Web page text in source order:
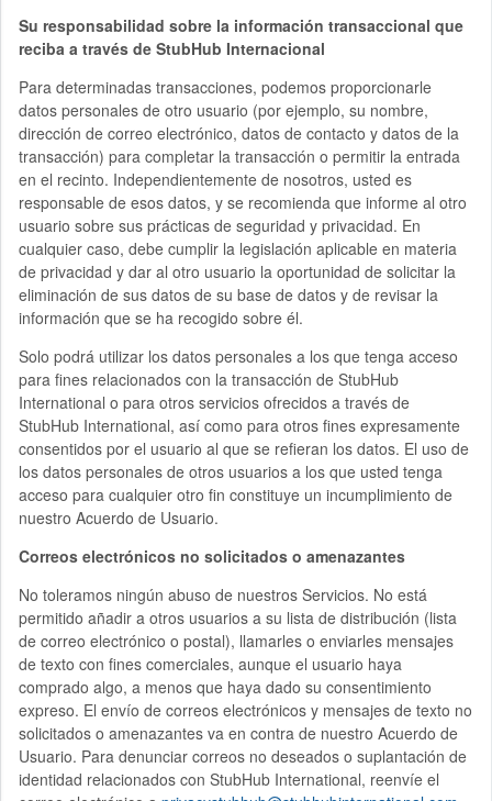
Su responsabilidad sobre la información transaccional que
reciba a través de StubHub Internacional
Para determinadas transacciones, podemos proporcionarle
datos personales de otro usuario (por ejemplo, su nombre,
dirección de correo electrónico, datos de contacto y datos de la
transacción) para completar la transacción o permitir la entrada
en el recinto. Independientemente de nosotros, usted es
responsable de esos datos, y se recomienda que informe al otro
usuario sobre sus prácticas de seguridad y privacidad. En
cualquier caso, debe cumplir la legislación aplicable en materia
de privacidad y dar al otro usuario la oportunidad de solicitar la
eliminación de sus datos de su base de datos y de revisar la
información que se ha recogido sobre él.
Solo podrá utilizar los datos personales a los que tenga acceso
para fines relacionados con la transacción de StubHub
International o para otros servicios ofrecidos a través de
StubHub International, así como para otros fines expresamente
consentidos por el usuario al que se refieran los datos. El uso de
los datos personales de otros usuarios a los que usted tenga
acceso para cualquier otro fin constituye un incumplimiento de
nuestro Acuerdo de Usuario.
Correos electrónicos no solicitados o amenazantes
No toleramos ningún abuso de nuestros Servicios. No está
permitido añadir a otros usuarios a su lista de distribución (lista
de correo electrónico o postal), llamarles o enviarles mensajes
de texto con fines comerciales, aunque el usuario haya
comprado algo, a menos que haya dado su consentimiento
expreso. El envío de correos electrónicos y mensajes de texto no
solicitados o amenazantes va en contra de nuestro Acuerdo de
Usuario. Para denunciar correos no deseados o suplantación de
identidad relacionados con StubHub International, reenvíe el